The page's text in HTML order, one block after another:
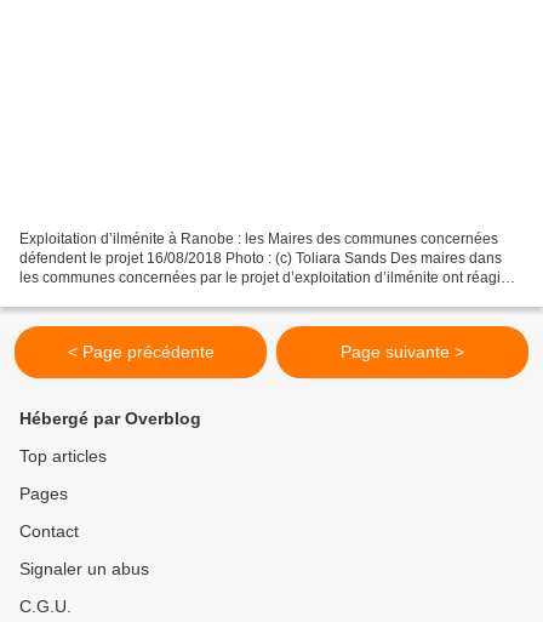
Exploitation d’ilménite à Ranobe : les Maires des communes concernées
défendent le projet 16/08/2018 Photo : (c) Toliara Sands Des maires dans
les communes concernées par le projet d’exploitation d’ilménite ont réagi
< Page précédente Page suivante >
Hébergé par Overblog
Top articles
Pages
Contact
Signaler un abus
C.G.U.